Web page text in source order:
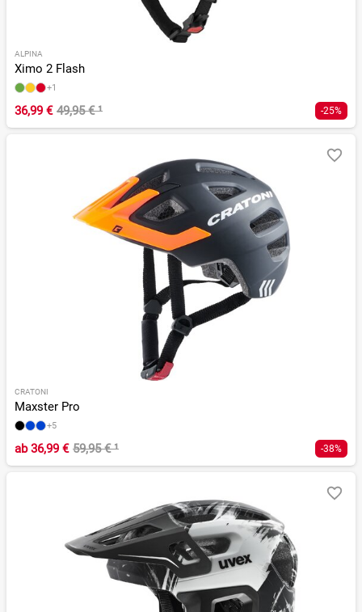
ALPINA
Ximo 2 Flash
+1
36,99 € 49,95 €¹ -25%
CRATONI
Maxster Pro
+5
ab36,99 € 59,95 €¹ -38%